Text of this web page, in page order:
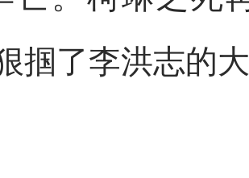
掴了李洪志的